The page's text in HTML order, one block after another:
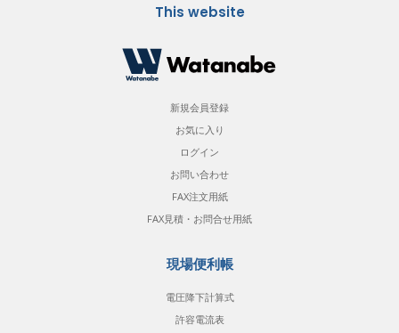
This website
新規会員登録
お気に入り
ログイン
お問い合わせ
FAX注文用紙
FAX見積・お問合せ用紙
現場便利帳
電圧降下計算式
許容電流表